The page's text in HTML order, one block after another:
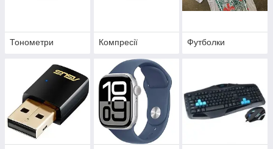
Тонометри Компресії Футболки